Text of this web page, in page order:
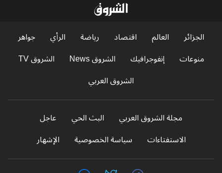
الجزائر العالم اقتصاد رياضة الرأي
جواهر
منوعات
إنفوجرافيك الشروق News
الشروق TV
الشروق العربي
مجلة الشروق العربي البث الحي
عاجل
الاستفتاءات
سياسة الخصوصية الإشهار